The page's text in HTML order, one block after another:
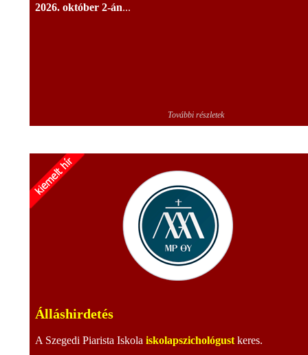
2026. október 2-án...
További részletek
Álláshirdetés
A Szegedi Piarista Iskola iskolapszichológust keres.